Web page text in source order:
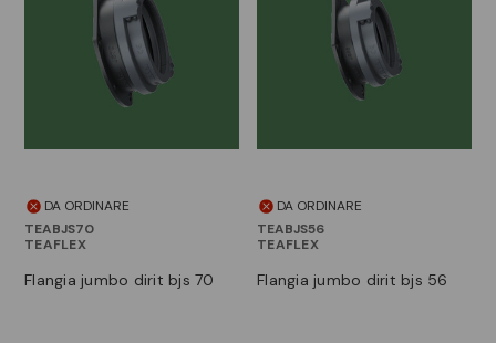
DA ORDINARE
TEABJS70
TEAFLEX
flangia jumbo dirit bjs 70
DA ORDINARE
TEABJS56
TEAFLEX
flangia jumbo dirit bjs 56